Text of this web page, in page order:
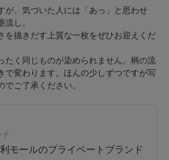
が、気づいた人には「あっ」と思わせ
し。
を描きだす上質な一枚をぜひお迎えくだ
たく同じものが染められません。柄の流
で変わります。ほんの少しずつですが写
ご了承ください。
ド
モールのプライベートブランド